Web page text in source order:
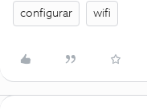
configurar wifi